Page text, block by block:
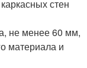
стен
не менее 60 мм,
материала и